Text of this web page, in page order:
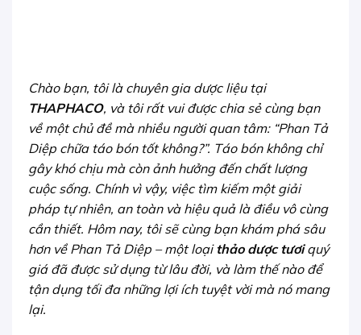
Chào bạn, tôi là chuyên gia dược liệu tại
THAPHACO, và tôi rất vui được chia sẻ cùng bạn
về một chủ đề mà nhiều người quan tâm: “Phan Tả
Diệp chữa táo bón tốt không?”. Táo bón không chỉ
gây khó chịu mà còn ảnh hưởng đến chất lượng
cuộc sống. Chính vì vậy, việc tìm kiếm một giải
pháp tự nhiên, an toàn và hiệu quả là điều vô cùng
cần thiết. Hôm nay, tôi sẽ cùng bạn khám phá sâu
hơn về Phan Tả Diệp – một loạithảo dược tươiquý
giá đã được sử dụng từ lâu đời, và làm thế nào để
tận dụng tối đa những lợi ích tuyệt vời mà nó mang
lại.